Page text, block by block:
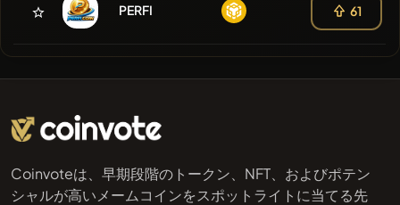
PERFI 61
Coinvoteは、早期段階のトークン、NFT、およびポテン
シャルが高いメームコインをスポットライトに当てる先